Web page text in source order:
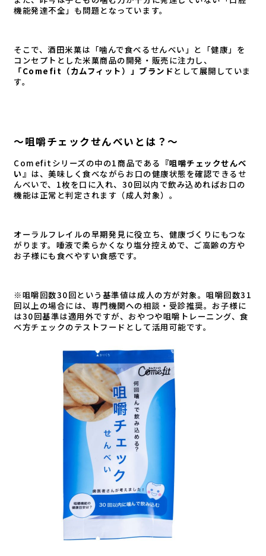
機能発達不全」も問題となっています。
そこで、酒田米菓は「噛んで食べるせんべい」と「健康」を
コンセプトとした米菓商品の開発・販売に注力し、
「Comefit（カムフィット）」ブランドとして展開していま
す。
～咀嚼チェックせんべいとは？～
Comefitシリーズの中の1商品である 『咀嚼チェックせんべ
い』 は、美味しく食べながらお口の健康状態を確認できるせ
んべいで、1枚を口に入れ、30回以内で飲み込めればお口の
機能は正常と判定されます（成人対象）。
オーラルフレイルの早期発見に役立ち、健康づくりにもつな
がります。唾液で柔らかくなり塩分控えめで、ご高齢の方や
お子様にも食べやすい食感です。
※咀嚼回数30回という基準値は成人の方が対象。咀嚼回数31
回以上の場合には、専門機関への相談・受診推奨。お子様に
は30回基準は適用外ですが、おやつや咀嚼トレーニング、食
べ方チェックのテストフードとして活用可能です。